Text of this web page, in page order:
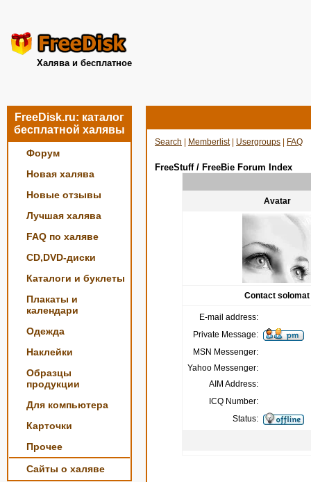
Халява и бесплатное
FreeDisk.ru: каталог
бесплатной халявы
Форум
Новая халява
Новые отзывы
Лучшая халява
FAQ по халяве
CD,DVD-диски
Каталоги и буклеты
Плакаты и
календари
Одежда
Наклейки
Образцы
продукции
Для компьютера
Карточки
Прочее
Сайты о халяве
Search Memberlist| Usergroups FAQ
FreeStuff / FreeBie Forum Index
Avatar
Contact solomat
E-mail address:
Private Message:
MSN Messenger:
Yahoo Messenger:
AIM Address:
ICQ Number:
Status: